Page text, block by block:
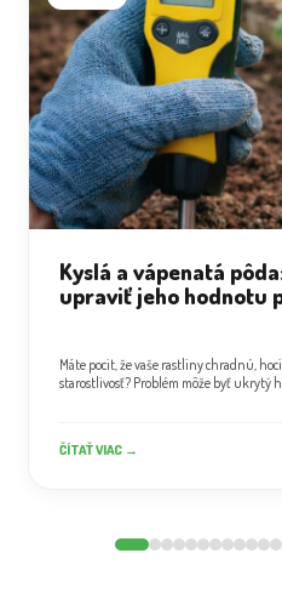
Kyslá a vápenatá
upraviť jeho hodnotu
Máte pocit, že vaše rastliny chradnú,
starostlivosť? Problém môže byť ukrytý
ČÍTAŤ VIAC →